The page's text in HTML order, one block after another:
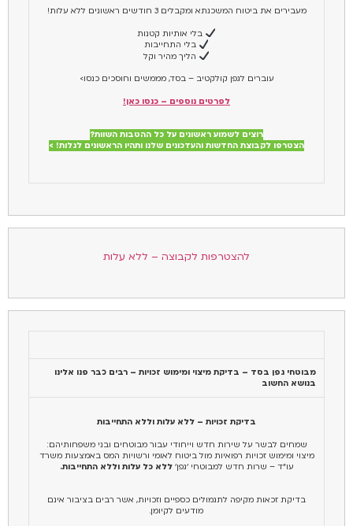
מעבירים את ביטוח המשכנתא ומקבלים 3 חודשים ראשונים ללא עלות!
בלי אותיות קטנות
בלי התחייבות
הליך מהיר וקל
עוברים לגפן קולקטיב – בסד, מממשים וחוסכים כנסו>
לפרטים נוספים – כנסו כאן!
רוצים לשמוע ראשונים על כל ההטבות השוות?
הצטרפו לקבוצת החדשות והעדכונים שלנו ותהיו הראשונים לגלות! >
להצטרפות לקבוצה – ללא עלות
מבוטחי גפן בסד – בדיקת מיצוי ומימוש זכויות – רבים כבר פנו אלינו
בנושא החשוב
בדיקת זכויות – ללא עלות וללא התחייבות
שמחים לבשר על שירות חדש וייחודי עבור מבוטחים ובני משפחותיהם:
מיצוי ומימוש זכויות רפואיות מול ביטוח לאומי ורשויות המס באמצעות משרד
עו"ד – שרות חדש למבוטחי 'גפן'ללא כל עלות וללא התחייבות.
בדיקת זכאות מקיפה לתגמולים כספיים וזכויות, אשר רבים בציבור אינם
מודעים לקיומן.